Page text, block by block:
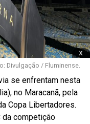
x
Divulgação / Fluminense.
se enfrentam nesta
no Maracanã, pela
Copa Libertadores.
da competição